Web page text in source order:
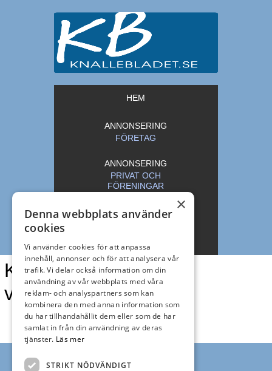
HEM
ANNONSERING
FÖRETAG
ANNONSERING
PRIVAT OCH
FÖRENINGAR
ARKIV
Knallebladet
vecka 22
×
Denna webbplats använder
cookies
Vi använder cookies för att anpassa
innehåll, annonser och för att analysera vår
trafik. Vi delar också information om din
användning av vår webbplats med våra
reklam- och analyspartners som kan
kombinera den med annan information som
du har tillhandahållit dem eller som de har
samlat in från din användning av deras
tjänster. Läs mer
STRIKT NÖDVÄNDIGT